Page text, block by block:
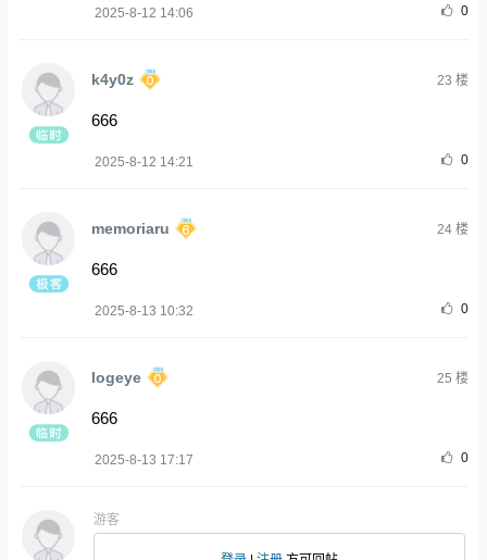
2025-8-12 14:06 0
k4y0z 23 楼
666
2025-8-12 14:21 0
memoriaru 24楼
666
2025-8-13 10:32 0
logeye 25 楼
666
2025-8-13 17:17 0
游客